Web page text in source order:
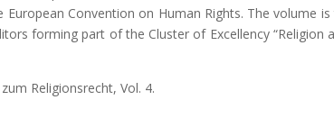
European Convention on Human Rights. The volume
forming part of the Cluster of Excellency “Religion
Religionsrecht, Vol. 4.